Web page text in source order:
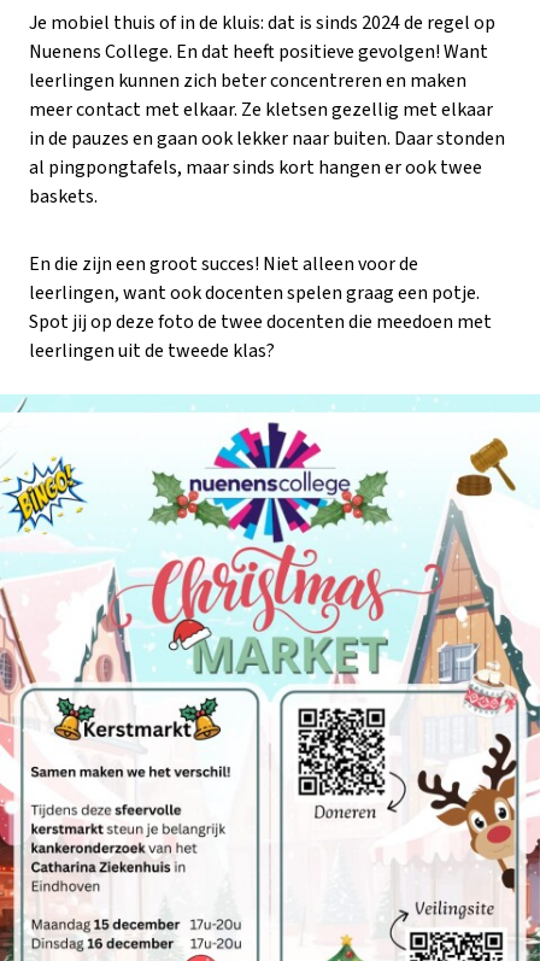
Je mobiel thuis of in de kluis: dat is sinds 2024 de regel op
Nuenens College. En dat heeft positieve gevolgen! Want
leerlingen kunnen zich beter concentreren en maken
meer contact met elkaar. Ze kletsen gezellig met elkaar
in de pauzes en gaan ook lekker naar buiten. Daar stonden
al pingpongtafels, maar sinds kort hangen er ook twee
baskets.
En die zijn een groot succes! Niet alleen voor de
leerlingen, want ook docenten spelen graag een potje.
Spot jij op deze foto de twee docenten die meedoen met
leerlingen uit de tweede klas?